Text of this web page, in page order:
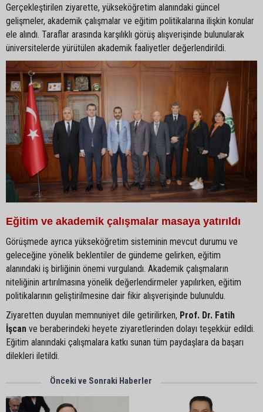
Gerçekleştirilen ziyarette, yükseköğretim alanındaki güncel
gelişmeler, akademik çalışmalar ve eğitim politikalarına ilişkin konular
ele alındı. Taraflar arasında karşılıklı görüş alışverişinde bulunularak
üniversitelerde yürütülen akademik faaliyetler değerlendirildi.
Eğitim ve akademik çalışmalar masaya yatırıldı
Görüşmede ayrıca yükseköğretim sisteminin mevcut durumu ve
geleceğine yönelik beklentiler de gündeme gelirken, eğitim
alanındaki iş birliğinin önemi vurgulandı. Akademik çalışmaların
niteliğinin artırılmasına yönelik değerlendirmeler yapılırken, eğitim
politikalarının geliştirilmesine dair fikir alışverişinde bulunuldu.
Ziyaretten duyulan memnuniyet dile getirilirken, Prof. Dr. Fatih
İşcan ve beraberindeki heyete ziyaretlerinden dolayı teşekkür edildi.
Eğitim alanındaki çalışmalara katkı sunan tüm paydaşlara da başarı
dilekleri iletildi.
Önceki ve Sonraki Haberler